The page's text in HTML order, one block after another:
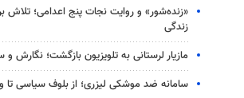
«زنده‌شور» و روایت نجات پنج اعدامی؛
زندگی
مازیار لرستانی به تلویزیون بازگشت؛ نگارش
سامانه ضد موشکی لیزری؛ از بلوف سیاسی تا